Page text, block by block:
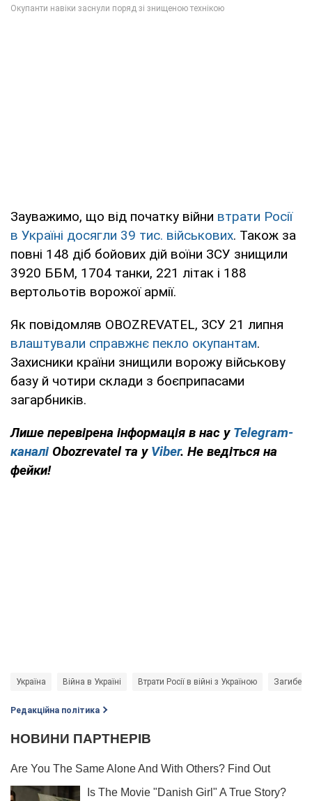
Зауважимо, що від початку війни втрати Росії
в Україні досягли 39 тис. військових. Також за
повні 148 діб бойових дій воїни ЗСУ знищили
3920 ББМ, 1704 танки, 221 літак і 188
вертольотів ворожої армії.
Як повідомляв OBOZREVATEL, ЗСУ 21 липня
влаштували справжнє пекло окупантам.
Захисники країни знищили ворожу військову
базу й чотири склади з боєприпасами
загарбників.
Лише перевірена інформація в нас у Telegram-
каналі Obozrevatel та у Viber. Не ведіться на
фейки!
Україна Війна в Україні Втрати Росії в війні з Україною Загибель
Редакційна політика